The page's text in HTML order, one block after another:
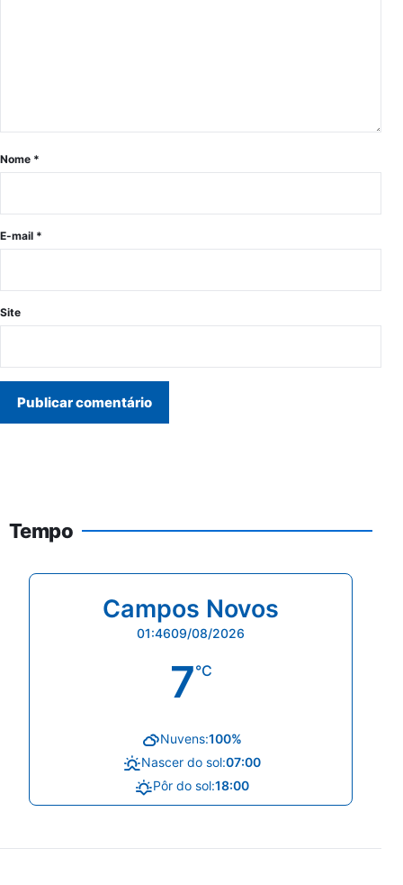
Nome *
E-mail *
Site
Tempo
Campos Novos
01:4609/08/2026
7°C
Nuvens:100%
Nascer do sol:07:00
Pôr do sol:18:00